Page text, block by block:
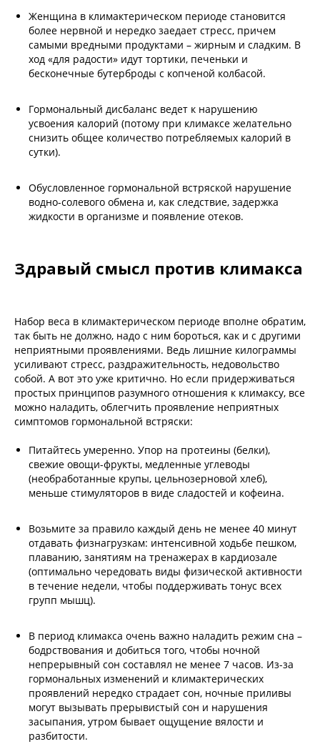
Женщина в климактерическом периоде становится
более нервной и нередко заедает стресс, причем
самыми вредными продуктами – жирным и сладким. В
ход «для радости» идут тортики, печеньки и
бесконечные бутерброды с копченой колбасой.
Гормональный дисбаланс ведет к нарушению
усвоения калорий (потому при климаксе желательно
снизить общее количество потребляемых калорий в
сутки).
Обусловленное гормональной встряской нарушение
водно-солевого обмена и, как следствие, задержка
жидкости в организме и появление отеков.
Здравый смысл против климакса
Набор веса в климактерическом периоде вполне обратим,
так быть не должно, надо с ним бороться, как и с другими
неприятными проявлениями. Ведь лишние килограммы
усиливают стресс, раздражительность, недовольство
собой. А вот это уже критично. Но если придерживаться
простых принципов разумного отношения к климаксу, все
можно наладить, облегчить проявление неприятных
симптомов гормональной встряски:
Питайтесь умеренно. Упор на протеины (белки),
свежие овощи-фрукты, медленные углеводы
(необработанные крупы, цельнозерновой хлеб),
меньше стимуляторов в виде сладостей и кофеина.
Возьмите за правило каждый день не менее 40 минут
отдавать физнагрузкам: интенсивной ходьбе пешком,
плаванию, занятиям на тренажерах в кардиозале
(оптимально чередовать виды физической активности
в течение недели, чтобы поддерживать тонус всех
групп мышц).
В период климакса очень важно наладить режим сна –
бодрствования и добиться того, чтобы ночной
непрерывный сон составлял не менее 7 часов. Из-за
гормональных изменений и климактерических
проявлений нередко страдает сон, ночные приливы
могут вызывать прерывистый сон и нарушения
засыпания, утром бывает ощущение вялости и
разбитости.